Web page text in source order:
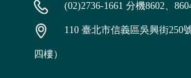
(02)2736-1661 分機8602、
110 臺北市信義區吳興街250
四樓）